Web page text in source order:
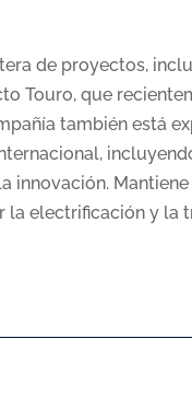
de proyectos,
Touro, que
también está
innovación. Mantiene
la electrificación y la